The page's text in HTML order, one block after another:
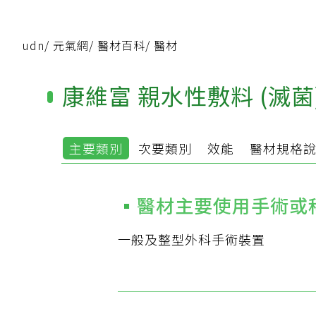
udn/ 元氣網/ 醫材百科/ 醫材
康維富 親水性敷料 (滅
主要類別 次要類別 效能 醫材規格
醫材主要使用手術或
一般及整型外科手術裝置